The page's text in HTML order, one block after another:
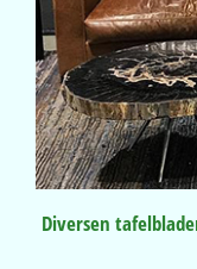
Diversen